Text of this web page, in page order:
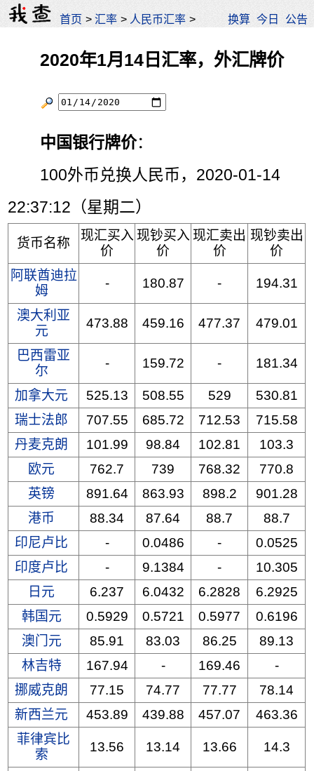
首页 >汇率 > 人民币汇率 > 换算 今日 公告
2020年1月14日汇率，外汇牌价
中国银行牌价：
100外币兑换人民币，2020-01-14
22:37:12（星期二）
货币名称
现汇买入
价
现钞买入
价
现汇卖出
价
现钞卖出
价
阿联酋迪拉
姆
- 180.87 - 194.31
澳大利亚
元
473.88 459.16 477.37 479.01
巴西雷亚
尔
- 159.72 - 181.34
加拿大元 525.13 508.55 529
530.81
瑞士法郎
707.55 685.72 712.53
715.58
丹麦克朗
101.99 98.84 102.81
103.3
欧元
762.7 739 768.32
770.8
英镑
891.64 863.93 898.2
901.28
港币
88.34 87.64 88.7
88.7
印尼卢比
- 0.0486 -
0.0525
印度卢比
- 9.1384 -
10.305
日元
6.237 6.0432 6.2828
6.2925
韩国元
0.5929 0.5721 0.5977
0.6196
澳门元
85.91 83.03 86.25
89.13
林吉特
167.94 - 169.46
-
挪威克朗
77.15 74.77 77.77
78.14
新西兰元
453.89 439.88 457.07
463.36
菲律宾比
索
13.56 13.14 13.66 14.3